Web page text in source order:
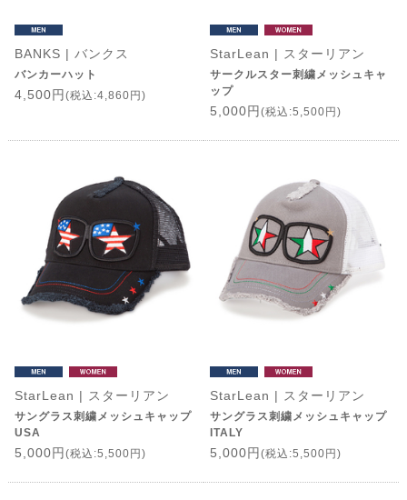
BANKS | バンクス
バンカーハット
4,500円 (税込:4,860円)
StarLean | スターリアン
サークルスター刺繍メッシュキャ
ップ
5,000円 (税込:5,500円)
StarLean | スターリアン
サングラス刺繍メッシュキャップ
USA
5,000円 (税込:5,500円)
StarLean | スターリアン
サングラス刺繍メッシュキャップ
ITALY
5,000円 (税込:5,500円)